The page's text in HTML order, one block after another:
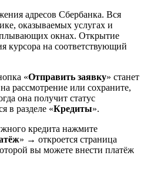
адресов Сбербанка. Вся
оказываемых услугах и
окнах. Открытие
курсора на соответствующий
«Отправить заявку» станет
рассмотрение или сохраните,
она получит статус
в разделе «Кредиты».
кредита нажмите
» → откроется страница
вы можете внести платёж